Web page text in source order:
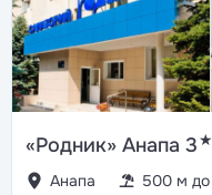
«Родник» Анапа 3★
Анапа 500 м